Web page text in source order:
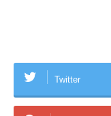
Twitter